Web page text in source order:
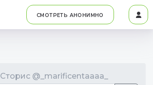
СМОТРЕТЬ АНОНИМНО
Сторис @_marificentaaaa_